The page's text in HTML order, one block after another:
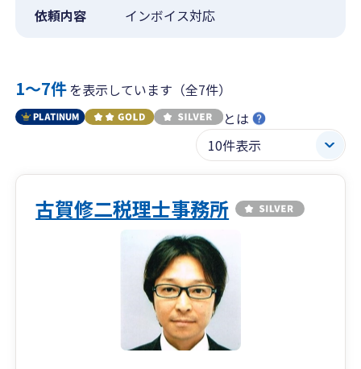
依頼内容
インボイス対応
1〜7件を表示しています（全7件）
とは
古賀修二税理士事務所